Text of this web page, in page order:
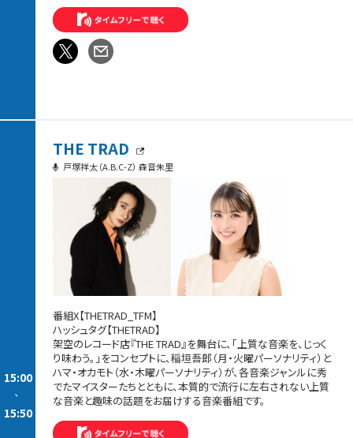
15:00
-
15:50
THE TRAD
戸塚祥太（A.B.C-Z） 森音朱里
番組X【THETRAD_TFM】
ハッシュタグ【THETRAD】
架空のレコード店『THE TRAD』を舞台に、「上質な音楽を、じっく
り味わう。」をコンセプトに、稲垣吾郎（月・火曜パーソナリティ）と
ハマ・オカモト（水・木曜パーソナリティ）が、各音楽ジャンルに秀
でたマイスターたちとともに、本質的で流行に左右されない上質
な音楽と趣味の話題をお届けする音楽番組です。